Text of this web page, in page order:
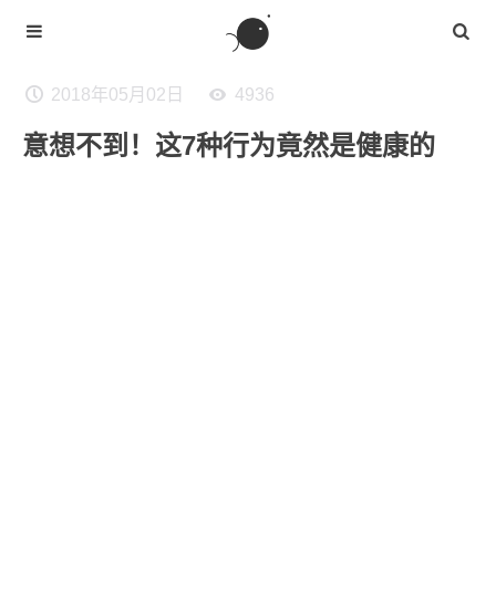
2018年05月02日 4936
意想不到！这7种行为竟然是健康的